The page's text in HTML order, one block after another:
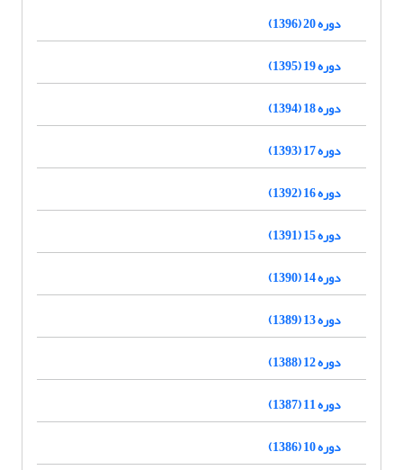
دوره 20 (1396)
دوره 19 (1395)
دوره 18 (1394)
دوره 17 (1393)
دوره 16 (1392)
دوره 15 (1391)
دوره 14 (1390)
دوره 13 (1389)
دوره 12 (1388)
دوره 11 (1387)
دوره 10 (1386)